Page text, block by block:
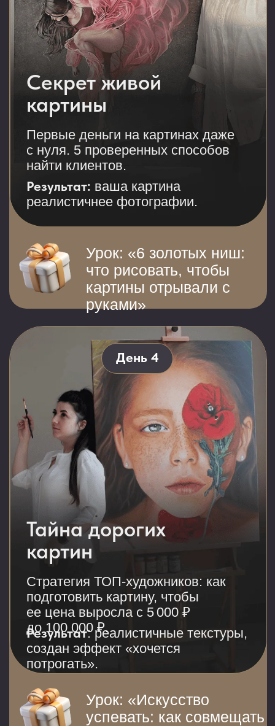
Урок «Как обрести
уверенность в себе
и наполниться энергией»
КОМУ ПОДХОДИТ
МАРАФОН?
Устал от делать наугад
и хочет чёткую
пошаговую технологию
Перепробовал разные
курсы, но не увидел
результата
Завис на одном уровне
и не видит прогресса
в своих работах
Боится браться
за сложные детали:
текстуру кожи, волос или
металла
НЕ верит в себя и
думает, что для
рисования нужен
талант
настоящие «ВАУ» -
шедевры